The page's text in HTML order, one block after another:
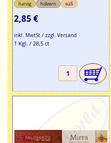
harzig hölzern süß
2,85 €
inkl. MwtSt / zzgl. Versand
1 Kgl. / 28,5 ct